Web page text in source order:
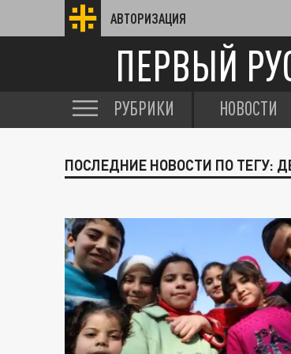
АВТОРИЗАЦИЯ
ПЕРВЫЙ
РУБРИКИ НОВОСТИ
ПОСЛЕДНИЕ НОВОСТИ ПО ТЕГУ: